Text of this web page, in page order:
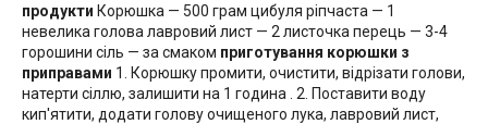
продукти Корюшка — 500 грам цибуля ріпчаста — 1
невелика голова лавровий лист — 2 листочка перець — 3-4
горошини сіль — за смаком приготування корюшки з
приправами 1. Корюшку промити, очистити, відрізати голови,
натерти сіллю, залишити на 1 година
. 2. Поставити воду
кип'ятити, додати голову очищеного лука, лавровий лист,